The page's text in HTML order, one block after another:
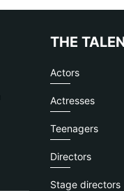
THE
Actors
Actresses
Teenagers
Directors
Stage directors